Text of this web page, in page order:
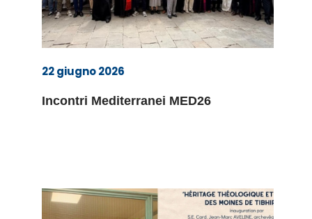
22 giugno 2026
Incontri Mediterranei MED26